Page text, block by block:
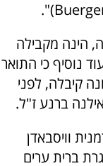
הינה מקבילה
נוסיף כי התואר
קיבלה, לפני
ברנע ז"ל.
וויסבאדן
ברית ערים